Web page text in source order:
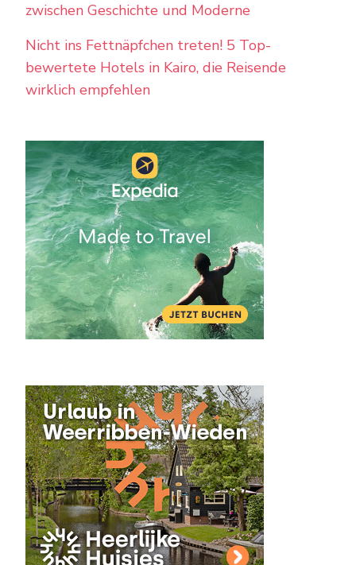
zwischen Geschichte und Moderne
Nicht ins Fettnäpfchen treten! 5 Top-
bewertete Hotels in Kairo, die Reisende
wirklich empfehlen